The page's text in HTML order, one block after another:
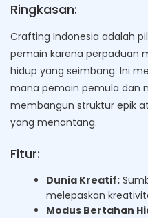
Ringkasan:
Crafting Indonesia adalah
pemain karena perpaduan
hidup yang seimbang. Ini
mana pemain pemula dan
membangun struktur epik
yang menantang.
Fitur:
Dunia Kreatif:
melepaskan
Modus Bertahan